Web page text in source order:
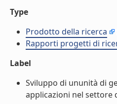
Type
Prodotto della ricerca
Rapporti progetti di
Label
Sviluppo di ununità di
applicazioni nel settore